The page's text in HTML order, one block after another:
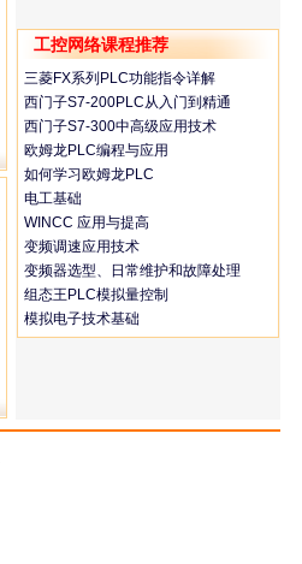
工控网络课程推荐
三菱FX系列PLC功能指令详解
西门子S7-200PLC从入门到精通
西门子S7-300中高级应用技术
欧姆龙PLC编程与应用
如何学习欧姆龙PLC
电工基础
WINCC 应用与提高
变频调速应用技术
变频器选型、日常维护和故障处理
组态王PLC模拟量控制
模拟电子技术基础